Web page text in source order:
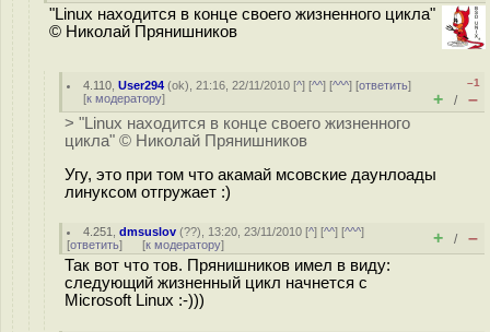
"Linux находится в конце своего жизненного цикла"
© Николай Прянишников
4.110 ,User294 (ok), 21:16, 22/11/2010 [^] [^^] [^^^] [ответить]
[к модератору]
–1
+ / –
> "Linux находится в конце своего жизненного
цикла" © Николай Прянишников
Угу, это при том что акамай мсовские даунлоады
линуксом отгружает :)
4.251 ,dmsuslov (??), 13:20, 23/11/2010 [^] [^^] [^^^]
[ответить] [к модератору] + / –
Так вот что тов. Прянишников имел в виду:
следующий жизненный цикл начнется с
Microsoft Linux :-)))